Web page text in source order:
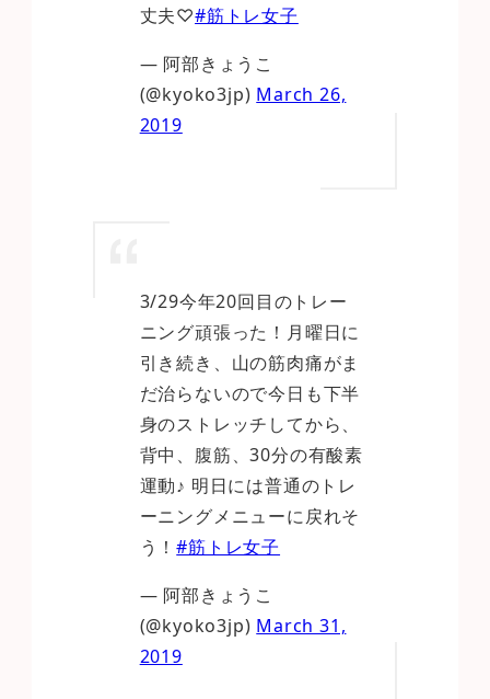
丈夫♡#筋トレ女子
— 阿部きょうこ
(@kyoko3jp) March 26,
2019
3/29今年20回目のトレー
ニング頑張った！月曜日に
引き続き、山の筋肉痛がま
だ治らないので今日も下半
身のストレッチしてから、
背中、腹筋、30分の有酸素
運動♪ 明日には普通のトレ
ーニングメニューに戻れそ
う！#筋トレ女子
— 阿部きょうこ
(@kyoko3jp) March 31,
2019